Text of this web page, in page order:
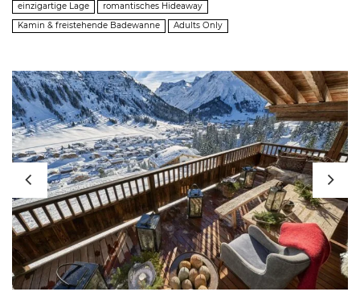
einzigartige Lage
romantisches Hideaway
Kamin & freistehende Badewanne
Adults Only